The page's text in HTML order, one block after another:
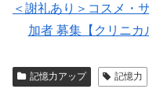
＜謝礼あり＞コスメ・
加者 募集【クリニカ
記憶力アップ 記憶力